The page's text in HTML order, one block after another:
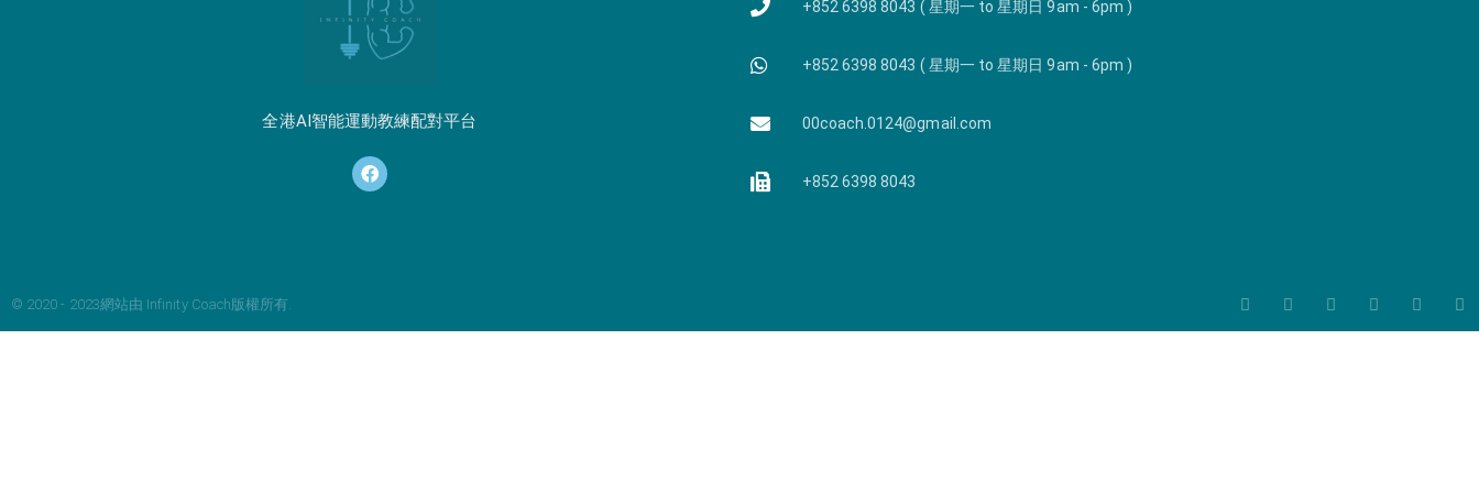
全港AI智能運動教練配對平台
+852 6398 8043 ( 星期一 to 星期日 9am - 6pm )
+852 6398 8043 ( 星期一 to 星期日 9am - 6pm )
00coach.0124@gmail.com
+852 6398 8043
© 2020 - 2023網站由 Infinity Coach版權所有.